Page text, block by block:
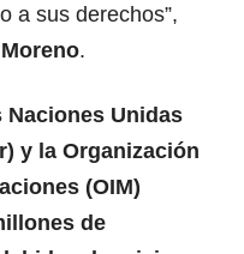
a sus derechos”,
.
Unidas
y la Organización
(OIM)
de